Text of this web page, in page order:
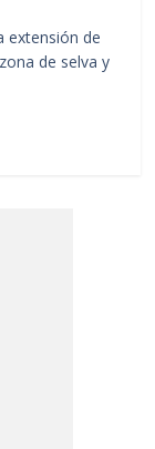
extensión de
de selva y